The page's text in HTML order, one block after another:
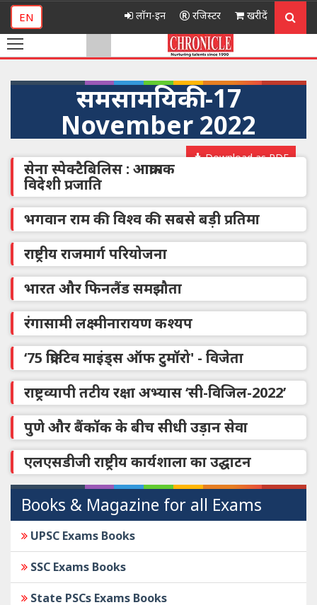
EN लॉग-इन रजिस्टर खरीदें
समसामयिकी -17
November 2022
Download as PDF
सेना स्पेक्टैबिलिस : आक्रामक
विदेशी प्रजाति
भगवान राम की विश्व की सबसे बड़ी प्रतिमा
राष्ट्रीय राजमार्ग परियोजना
भारत और फिनलैंड समझौता
रंगासामी लक्ष्मीनारायण कश्यप
‘75 क्रिएटिव माइंड्स ऑफ टुमॉरो' - विजेता
राष्ट्रव्यापी तटीय रक्षा अभ्यास ‘सी-विजिल-2022’
पुणे और बैंकॉक के बीच सीधी उड़ान सेवा
एलएसडीजी राष्ट्रीय कार्यशाला का उद्घाटन
Books & Magazine for all Exams
UPSC Exams Books
SSC Exams Books
State PSCs Exams Books